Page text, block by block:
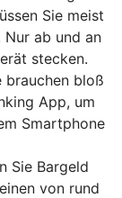
Sie meist
Nur ab und an
stecken.
brauchen bloß
App, um
Smartphone
Sie Bargeld
von rund